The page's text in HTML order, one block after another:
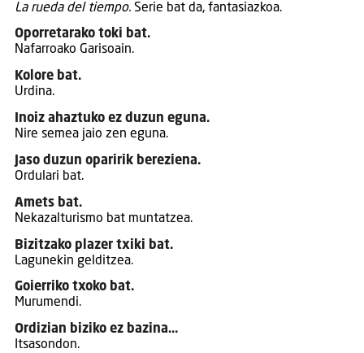
La rueda del tiempo. Serie bat da, fantasiazkoa.
Oporretarako toki bat.
Nafarroako Garisoain.
Kolore bat.
Urdina.
Inoiz ahaztuko ez duzun eguna.
Nire semea jaio zen eguna.
Jaso duzun oparirik bereziena.
Ordulari bat.
Amets bat.
Nekazalturismo bat muntatzea.
Bizitzako plazer txiki bat.
Lagunekin gelditzea.
Goierriko txoko bat.
Murumendi.
Ordizian biziko ez bazina…
Itsasondon.